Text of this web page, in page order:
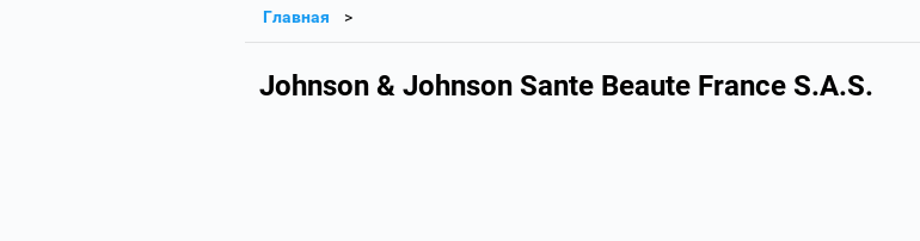
Главная
Johnson & Johnson Sante Beaute France S.A.S.